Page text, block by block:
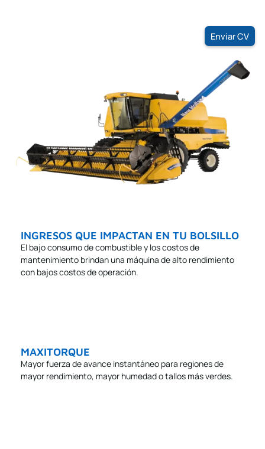
Enviar CV
INGRESOS QUE IMPACTAN EN TU BOLSILLO
El bajo consumo de combustible y los costos de
mantenimiento brindan una máquina de alto rendimiento
con bajos costos de operación.
MAXITORQUE
Mayor fuerza de avance instantáneo para regiones de
mayor rendimiento, mayor humedad o tallos más verdes.